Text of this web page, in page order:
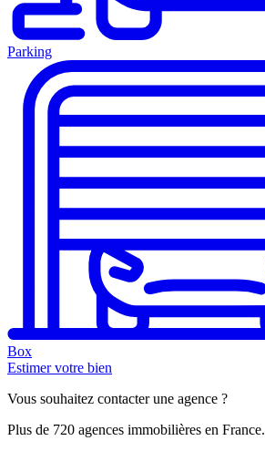
Parking
Box
Estimer votre bien
Vous souhaitez contacter une agence ?
Plus de 720 agences immobilières en France.